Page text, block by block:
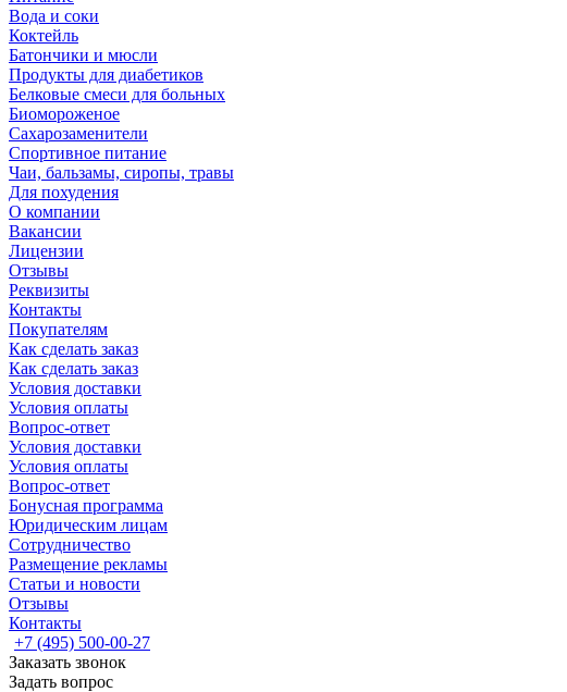
Вода и соки
Коктейль
Батончики и мюсли
Продукты для диабетиков
Белковые смеси для больных
Биомороженое
Сахарозаменители
Спортивное питание
Чаи, бальзамы, сиропы, травы
Для похудения
О компании
Вакансии
Лицензии
Отзывы
Реквизиты
Контакты
Покупателям
Как сделать заказ
Как сделать заказ
Условия доставки
Условия оплаты
Вопрос-ответ
Условия доставки
Условия оплаты
Вопрос-ответ
Бонусная программа
Юридическим лицам
Сотрудничество
Размещение рекламы
Статьи и новости
Отзывы
Контакты
+7 (495) 500-00-27
Заказать звонок
Задать вопрос